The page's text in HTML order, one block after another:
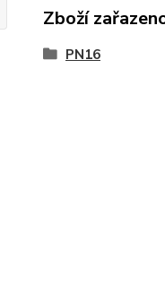
Zboží
PN16